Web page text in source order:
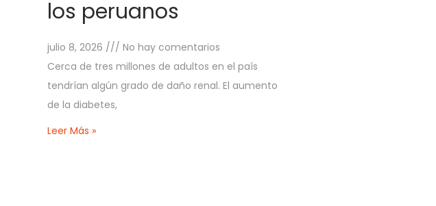
los peruanos
julio 8, 2026
No hay comentarios
Cerca de tres millones de adultos en el país
tendrían algún grado de daño renal. El aumento
de la diabetes,
Leer Más »